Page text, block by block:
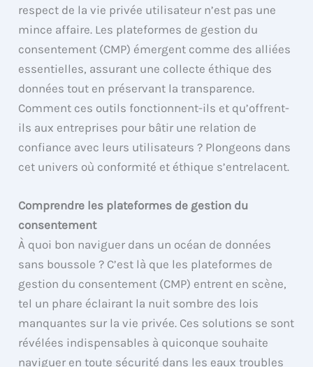
respect de la vie privée utilisateur n’est pas une
mince affaire. Les plateformes de gestion du
consentement (CMP) émergent comme des alliées
essentielles, assurant une collecte éthique des
données tout en préservant la transparence.
Comment ces outils fonctionnent-ils et qu’offrent-
ils aux entreprises pour bâtir une relation de
confiance avec leurs utilisateurs ? Plongeons dans
cet univers où conformité et éthique s’entrelacent.
Comprendre les plateformes de gestion du
consentement
À quoi bon naviguer dans un océan de données
sans boussole ? C’est là que les plateformes de
gestion du consentement (CMP) entrent en scène,
tel un phare éclairant la nuit sombre des lois
manquantes sur la vie privée. Ces solutions se sont
révélées indispensables à quiconque souhaite
naviguer en toute sécurité dans les eaux troubles